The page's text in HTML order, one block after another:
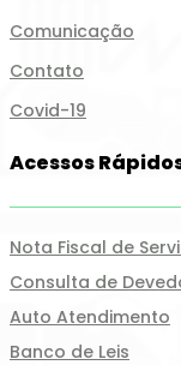
Comunicação
Contato
Covid-19
Acessos
Nota Fiscal de
Consulta de
Auto Atendimento
Banco de Leis